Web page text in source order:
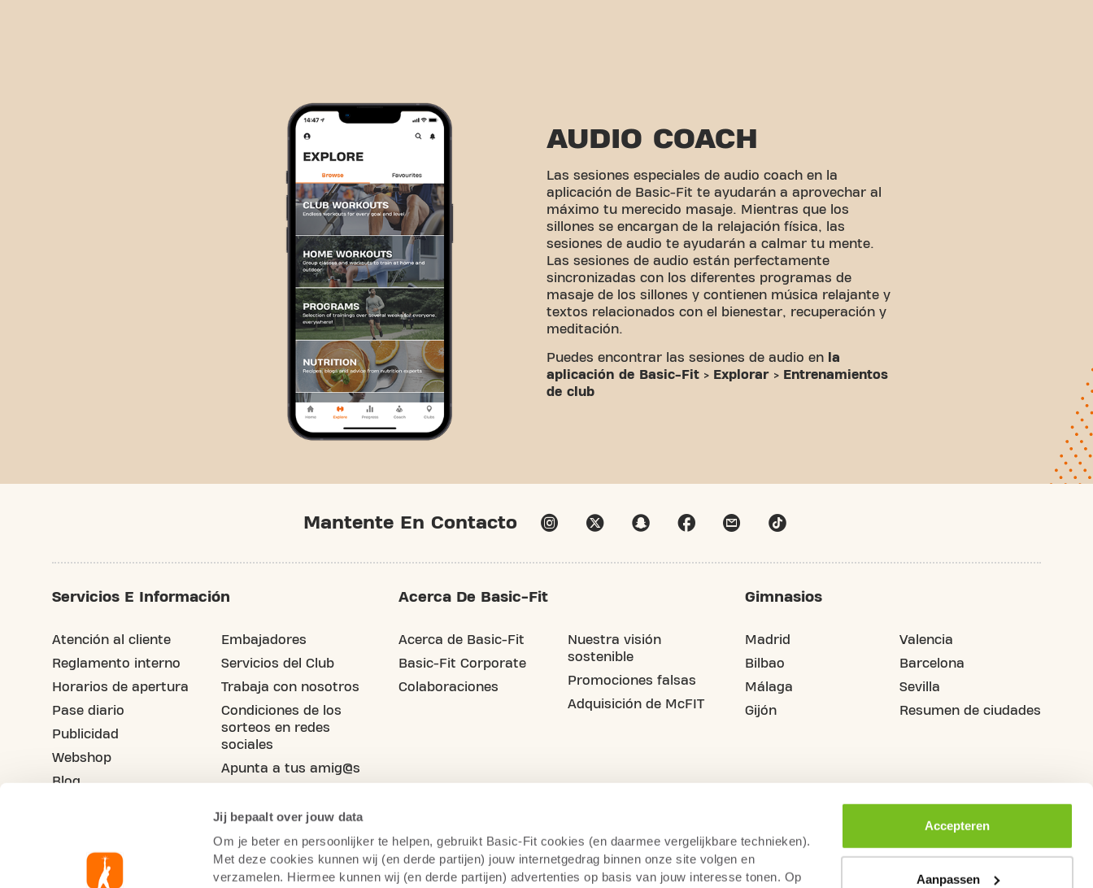
Jij bepaalt over jouw data
Om je beter en persoonlijker te helpen, gebruikt Basic-Fit cookies (en daarmee vergelijkbare technieken).
Met deze cookies kunnen wij (en derde partijen) jouw internetgedrag binnen onze site volgen en
verzamelen. Hiermee kunnen wij (en derde partijen) advertenties op basis van jouw interesse tonen. Op
Accepteren
Aanpassen
AUDIO COACH
Las sesiones especiales de audio coach en la
aplicación de Basic-Fit te ayudarán a aprovechar al
máximo tu merecido masaje. Mientras que los
sillones se encargan de la relajación física, las
sesiones de audio te ayudarán a calmar tu mente.
Las sesiones de audio están perfectamente
sincronizadas con los diferentes programas de
masaje de los sillones y contienen música relajante y
textos relacionados con el bienestar, recuperación y
meditación.
Puedes encontrar las sesiones de audio en
la
aplicación de Basic-Fit > Explorar > Entrenamientos
de club
Mantente En Contacto
Servicios E Información
Atención al cliente
Reglamento interno
Horarios de apertura
Pase diario
Publicidad
Webshop
Blog
Embajadores
Servicios del Club
Trabaja con nosotros
Condiciones de los
sorteos en redes
sociales
Apunta a tus amig@s
Acerca De Basic-Fit
Acerca de Basic-Fit
Basic-Fit Corporate
Colaboraciones
Nuestra visión
sostenible
Promociones falsas
Adquisición de McFIT
Gimnasios
Madrid
Bilbao
Málaga
Gijón
Valencia
Barcelona
Sevilla
Resumen de ciudades